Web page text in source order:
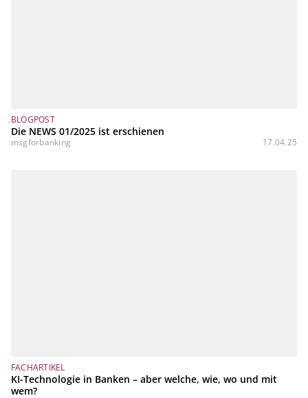
BLOGPOST
Die NEWS 01/2025 ist erschienen
msgforbanking 17.04.25
FACHARTIKEL
KI-Technologie in Banken – aber welche, wie, wo und mit
wem?